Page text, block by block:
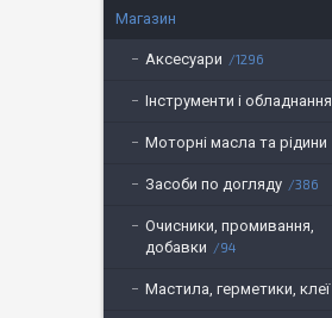
Магазин
Аксесуари 1296
Інструменти і обладнання
Моторні масла та рідини
Засоби по догляду 386
Очисники, промивання,
добавки
94
Мастила, герметики, клеї